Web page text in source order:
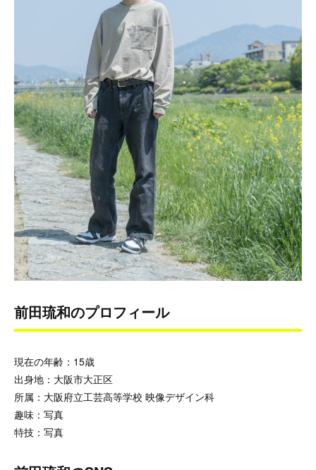
前田琉和のプロフィール
現在の年齢：15歳
出身地：大阪市大正区
所属：大阪府立工芸高等学校 映像デザイン科
趣味：写真
特技：写真